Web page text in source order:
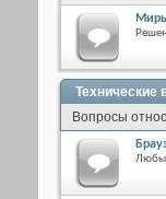
Технические
Вопросы